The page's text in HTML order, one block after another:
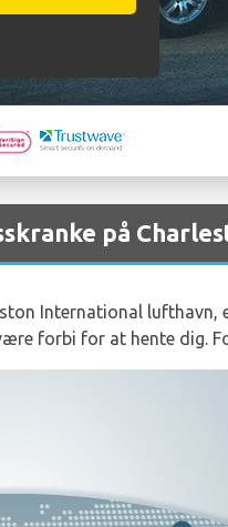
på
International
forbi for at hente dig.